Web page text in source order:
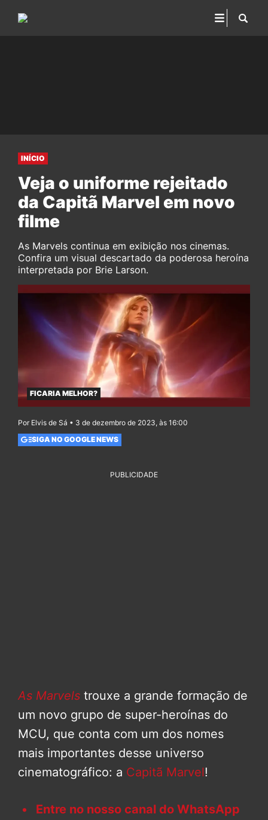
INÍCIO
Veja o uniforme rejeitado
da Capitã Marvel em novo
filme
As Marvels continua em exibição nos cinemas.
Confira um visual descartado da poderosa heroína
interpretada por Brie Larson.
FICARIA MELHOR?
Por Elvis de Sá • 3 de dezembro de 2023, às 16:00
SIGA NO GOOGLE NEWS
PUBLICIDADE
As Marvels trouxe a grande formação de
um novo grupo de super-heroínas do
MCU, que conta com um dos nomes
mais importantes desse universo
cinematográfico: a Capitã Marvel!
Entre no nosso canal do WhatsApp